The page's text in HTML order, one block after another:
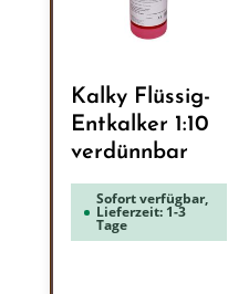
Kalky Flüssig-
Entkalker 1:10
verdünnbar
Sofort verfügbar,
Lieferzeit: 1-3
Tage